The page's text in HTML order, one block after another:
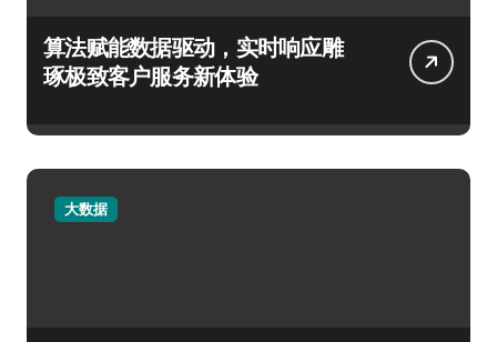
算法赋能数据驱动，实时响应雕
琢极致客户服务新体验
大数据